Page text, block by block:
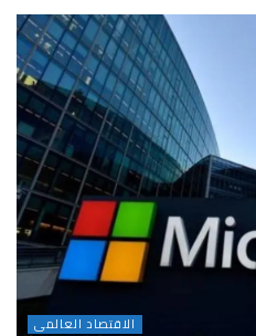
الاقتصاد العالمى